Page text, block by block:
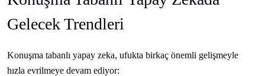
Gelecek Trendleri
Konuşma tabanlı yapay zeka, ufukta birkaç önemli gelişmeyle
hızla evrilmeye devam ediyor: